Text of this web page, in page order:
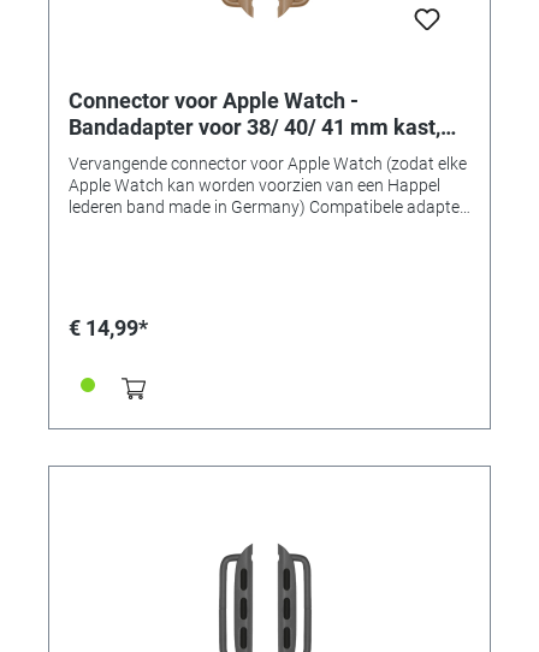
Connector voor Apple Watch -
Bandadapter voor 38/ 40/ 41 mm kast,
aanzetbreedte 22 mm, goudkleurig
roestvrij staal
Vervangende connector voor Apple Watch (zodat elke
Apple Watch kan worden voorzien van een Happel
lederen band made in Germany) Compatibele adapter
• Bandadapter voor 38/40/41mm-kasten •
aanzetbreedte van 22 mm • Kleur: goudkleurig
roestvrij staal • Inhoud: 1 paar (2 stuks)
€ 14,99*